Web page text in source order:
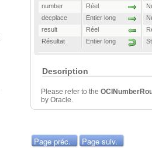
number Réel
decplace
Entier long
result
Réel
Résultat
Entier long
Description
Please refer to the
by Oracle.
Page préc. Page suiv.